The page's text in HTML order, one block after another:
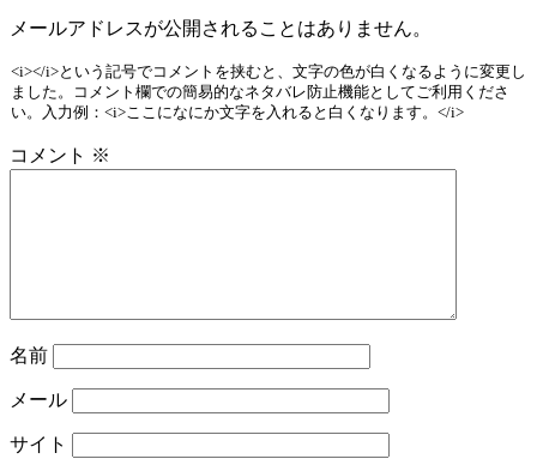
メールアドレスが公開されることはありません。
<i></i>という記号でコメントを挟むと、文字の色が白くなるように変更し
ました。コメント欄での簡易的なネタバレ防止機能としてご利用くださ
い。入力例：<i>ここになにか文字を入れると白くなります。</i>
コメント ※
名前
メール
サイト